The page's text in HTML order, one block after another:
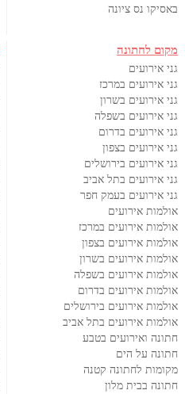
באסיקו נס ציונה
מקום לחתונה
גני אירועים
גני אירועים במרכז
גני אירועים בשרון
גני אירועים בשפלה
גני אירועים בדרום
גני אירועים בצפון
גני אירועים בירושלים
גני אירועים בתל אביב
גני אירועים בעמק חפר
אולמות אירועים
אולמות אירועים במרכז
אולמות אירועים בצפון
אולמות אירועים בשרון
אולמות אירועים בשפלה
אולמות אירועים בדרום
אולמות אירועים בירושלים
אולמות אירועים בתל אביב
חתונה ואירועים בטבע
חתונה על הים
מקומות לחתונה קטנה
חתונה בבית מלון